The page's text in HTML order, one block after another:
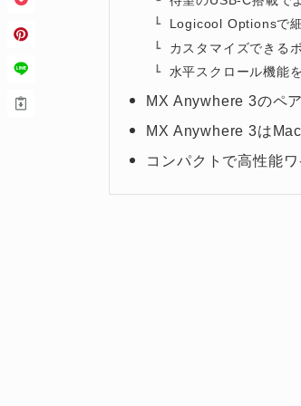
Logicool Optionsで
カスタマイズできる
水平スクロール機能
MX Anywhere 3のペ
MX Anywhere 3は
コンパクトで高性能